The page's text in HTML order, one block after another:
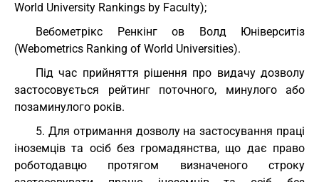
World University Rankings by Faculty);
Вебометрікс Ренкінг ов Волд Юніверситіз
(Webometrics Ranking of World Universities).
Під час прийняття рішення про видачу дозволу
застосовується рейтинг поточного, минулого або
позаминулого років.
5. Для отримання дозволу на застосування праці
іноземців та осіб без громадянства, що дає право
роботодавцю протягом визначеного строку